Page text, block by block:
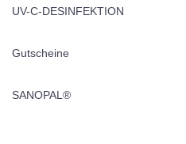
UV-C-DESINFEKTION
Gutscheine
SANOPAL®